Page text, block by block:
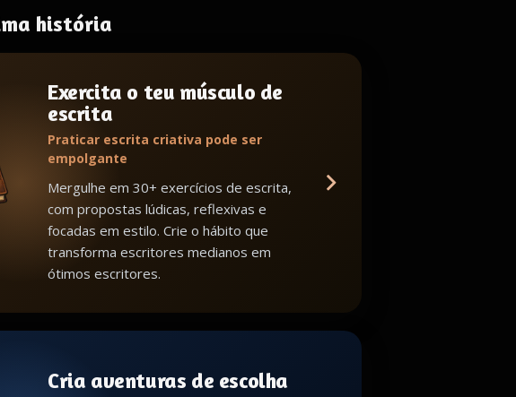
história
Exercita o teu músculo de
escrita
Praticar escrita criativa pode ser
empolgante
Mergulhe em 30+ exercícios de escrita,
com propostas lúdicas, reflexivas e
focadas em estilo. Crie o hábito que
transforma escritores medianos em
ótimos escritores.
Cria aventuras de escolha